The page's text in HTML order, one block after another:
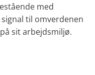
med
til omverdenen
sit arbejdsmiljø.